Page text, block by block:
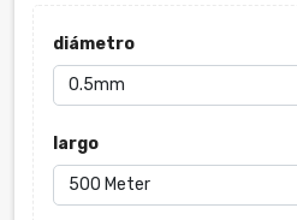
diámetro
largo